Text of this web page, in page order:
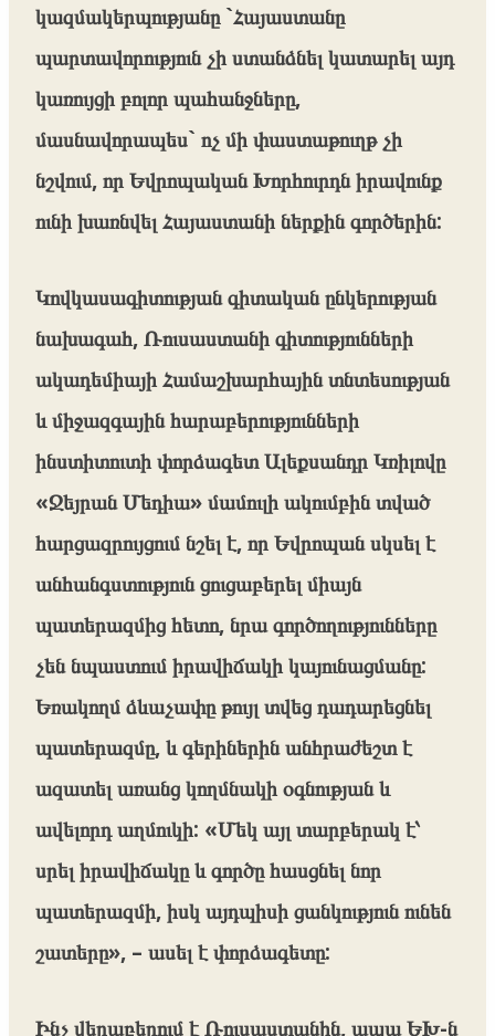
կազմակերպությանը `Հայաստանը
պարտավորություն չի ստանձնել կատարել այդ
կառույցի բոլոր պահանջները,
մասնավորապես` ոչ մի փաստաթուղթ չի
նշվում, որ Եվրոպական Խորհուրդն իրավունք
ունի խառնվել Հայաստանի ներքին գործերին:
Կովկասագիտության գիտական ​​ընկերության
նախագահ, Ռուսաստանի գիտությունների
ակադեմիայի Համաշխարհային տնտեսության
և միջազգային հարաբերությունների
ինստիտուտի փորձագետ Ալեքսանդր Կռիլովը
«Ջեյրան Մեդիա» մամուլի ակումբին տված
հարցազրույցում նշել է, որ Եվրոպան սկսել է
անհանգստություն ցուցաբերել միայն
պատերազմից հետո, նրա գործողությունները
չեն նպաստում իրավիճակի կայունացմանը:
Եռակողմ ձևաչափը թույլ տվեց դադարեցնել
պատերազմը, և գերիներին անհրաժեշտ է
ազատել առանց կողմնակի օգնության և
ավելորդ աղմուկի: «Մեկ այլ տարբերակ է՝
սրել իրավիճակը և գործը հասցնել նոր
պատերազմի, իսկ այդպիսի ցանկություն ունեն
շատերը», – ասել է փորձագետը:
Ինչ վերաբերում է Ռուսաստանին, ապա ԵԽ-ն